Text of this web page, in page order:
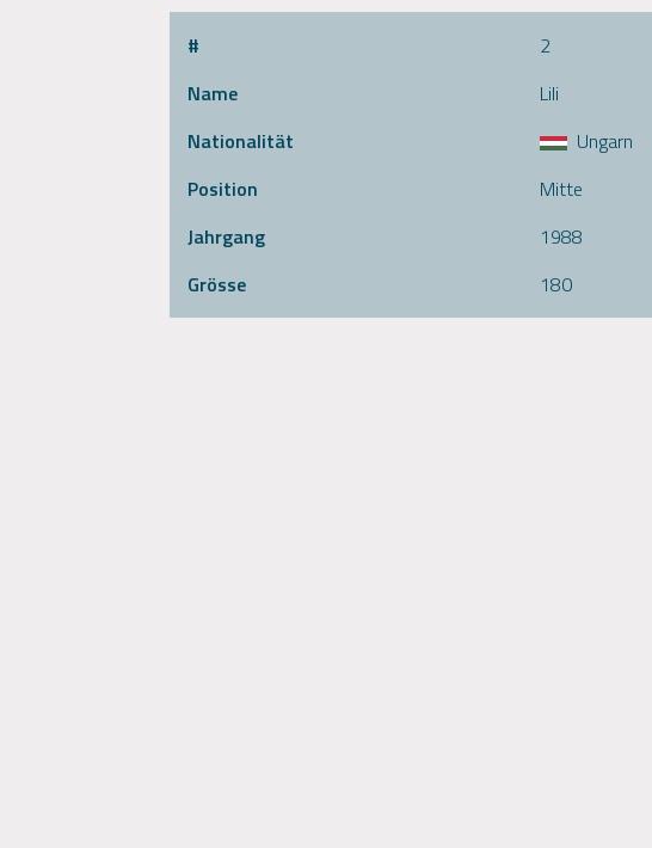
#
2
Name
Lili
Nationalität
Ungarn
Position
Mitte
Jahrgang
1988
Grösse
180